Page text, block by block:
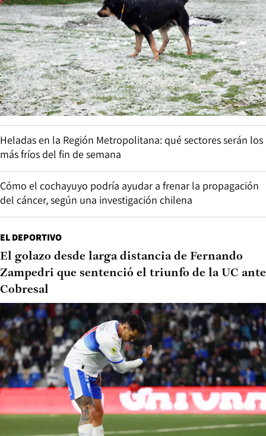
Heladas en la Región Metropolitana: qué sectores serán los
más fríos del fin de semana
Cómo el cochayuyo podría ayudar a frenar la propagación
del cáncer, según una investigación chilena
EL DEPORTIVO
El golazo desde larga distancia de Fernando
Zampedri que sentenció el triunfo de la UC ante
Cobresal